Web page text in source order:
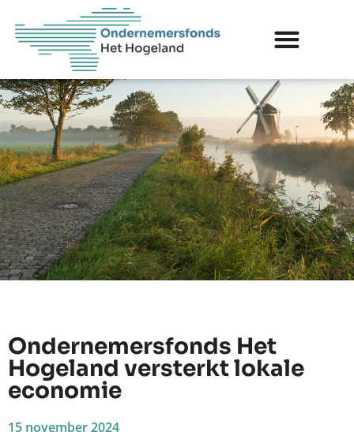
Ondernemersfonds Het
Hogeland versterkt lokale
economie
15 november 2024